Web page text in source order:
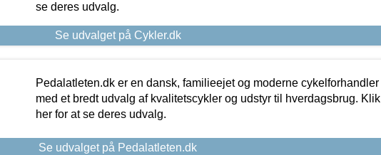
se deres udvalg.
Se udvalget på Cykler.dk
Pedalatleten.dk er en dansk, familieejet og moderne cykelforhandler
med et bredt udvalg af kvalitetscykler og udstyr til hverdagsbrug. Klik
her for at se deres udvalg.
Se udvalget på Pedalatleten.dk